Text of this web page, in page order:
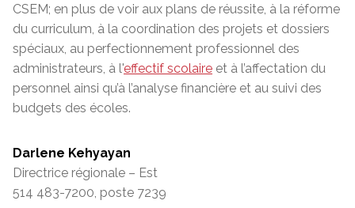
CSEM; en plus de voir aux plans de réussite, à la réforme
du curriculum, à la coordination des projets et dossiers
spéciaux, au perfectionnement professionnel des
administrateurs, à l'effectif scolaire et à l’affectation du
personnel ainsi qu’à l’analyse financière et au suivi des
budgets des écoles.
Darlene Kehyayan
Directrice régionale – Est
514 483-7200, poste 7239